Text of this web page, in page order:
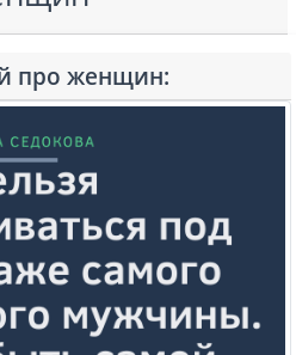
про женщин: